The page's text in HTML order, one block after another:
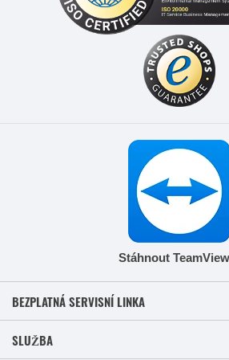
Stáhnout
BEZPLATNÁ SERVISNÍ LINKA
SLUŽBA